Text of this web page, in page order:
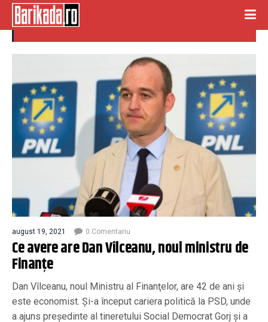
dan vîlceanu
august 19, 2021 0 Comentariu
Ce avere are Dan Vîlceanu, noul ministru de
Finanțe
Dan Vîlceanu, noul Ministru al Finanţelor, are 42 de ani şi
este economist. Şi-a început cariera politică la PSD, unde
a ajuns președinte al tineretului Social Democrat Gorj şi a